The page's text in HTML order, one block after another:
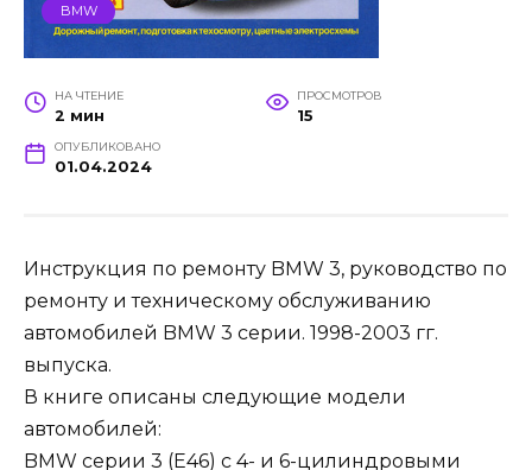
BMW
НА ЧТЕНИЕ
2 мин
ПРОСМОТРОВ
15
ОПУБЛИКОВАНО
01.04.2024
Инструкция по ремонту BMW 3, руководство по
ремонту и техническому обслуживанию
автомобилей BMW 3 серии. 1998-2003 гг.
выпуска.
В книге описаны следующие модели
автомобилей:
BMW серии 3 (Е46) с 4- и 6-цилиндровыми